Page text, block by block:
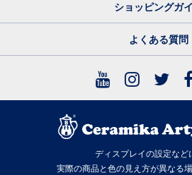
ショッピングガ
よくある質問
ディスプレイの設定など
実際の商品と色の見え方が異なる